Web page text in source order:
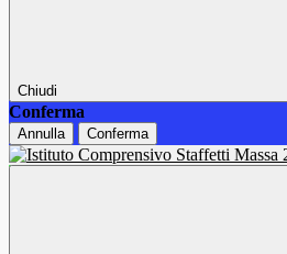
Chiudi
Conferma
Annulla Conferma